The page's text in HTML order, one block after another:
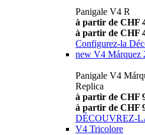
Panigale V4 R
à partir de CHF
à partir de CHF
Configurez-la
new V4 Márquez
Panigale V4
Replica
à partir de CHF
à partir de CHF
DÉCOUVREZ-
V4 Tricolore